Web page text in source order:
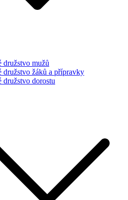
družstvo mužů
družstvo žáků a přípravky
družstvo dorostu